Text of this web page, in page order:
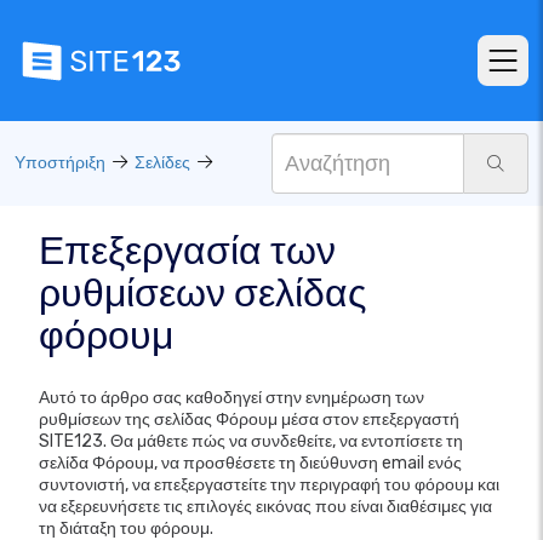
Υποστήριξη Σελίδες
Επεξεργασία των
ρυθμίσεων σελίδας
φόρουμ
Αυτό το άρθρο σας καθοδηγεί στην ενημέρωση των
ρυθμίσεων της σελίδας Φόρουμ μέσα στον επεξεργαστή
SITE123. Θα μάθετε πώς να συνδεθείτε, να εντοπίσετε τη
σελίδα Φόρουμ, να προσθέσετε τη διεύθυνση email ενός
συντονιστή, να επεξεργαστείτε την περιγραφή του φόρουμ και
να εξερευνήσετε τις επιλογές εικόνας που είναι διαθέσιμες για
τη διάταξη του φόρουμ.